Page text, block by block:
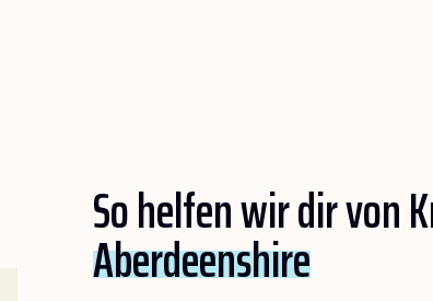
So helfen wir dir von
Aberdeenshire